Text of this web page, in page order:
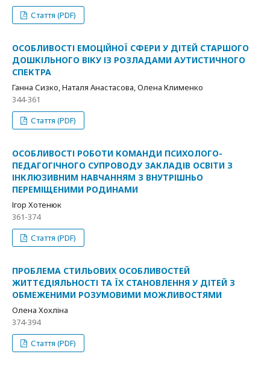
Стаття (PDF)
ОСОБЛИВОСТІ ЕМОЦІЙНОЇ СФЕРИ У ДІТЕЙ СТАРШОГО
ДОШКІЛЬНОГО ВІКУ ІЗ РОЗЛАДАМИ АУТИСТИЧНОГО
СПЕКТРА
Ганна Сизко, Наталя Анастасова, Олена Клименко
344-361
Стаття (PDF)
ОСОБЛИВОСТІ РОБОТИ КОМАНДИ ПСИХОЛОГО-
ПЕДАГОГІЧНОГО СУПРОВОДУ ЗАКЛАДІВ ОСВІТИ З
ІНКЛЮЗИВНИМ НАВЧАННЯМ З ВНУТРІШНЬО
ПЕРЕМІЩЕНИМИ РОДИНАМИ
Ігор Хотенюк
361-374
Стаття (PDF)
ПРОБЛЕМА СТИЛЬОВИХ ОСОБЛИВОСТЕЙ
ЖИТТЄДІЯЛЬНОСТІ ТА ЇХ СТАНОВЛЕННЯ У ДІТЕЙ З
ОБМЕЖЕНИМИ РОЗУМОВИМИ МОЖЛИВОСТЯМИ
Олена Хохліна
374-394
Стаття (PDF)